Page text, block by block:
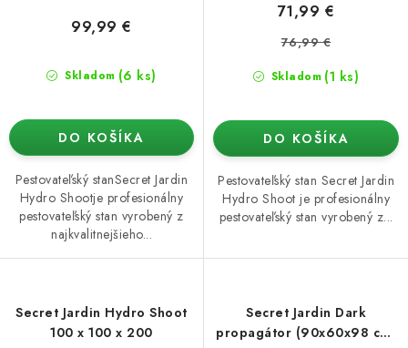
Skladom (6 ks)
99,99 €
DO KOŠÍKA
Pestovateľský stanSecret Jardin
Hydro Shootje profesionálny
pestovateľský stan vyrobený z
najkvalitnejšieho...
Skladom (1 ks)
71,99 €
76,99 €
DO KOŠÍKA
Pestovateľský stan Secret Jardin
Hydro Shoot je profesionálny
pestovateľský stan vyrobený z...
Secret Jardin Hydro Shoot
100 x 100 x 200
Secret Jardin Dark
propagátor (90x60x98 cm)